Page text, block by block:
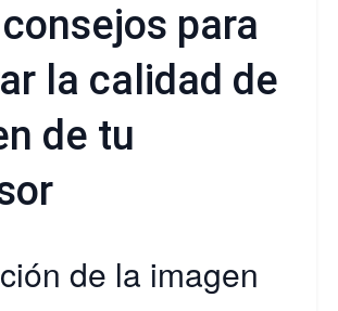
para
la calidad de
de tu
de la imagen